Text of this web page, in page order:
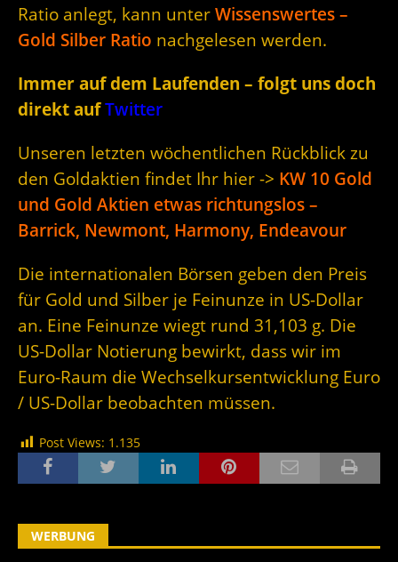
Ratio anlegt, kann unter Wissenswertes –
Gold Silber Ratio nachgelesen werden.
Immer auf dem Laufenden – folgt uns doch
direkt aufTwitter
Unseren letzten wöchentlichen Rückblick zu
den Goldaktien findet Ihr hier -> KW 10 Gold
und Gold Aktien etwas richtungslos –
Barrick, Newmont, Harmony, Endeavour
Die internationalen Börsen geben den Preis
für Gold und Silber je Feinunze in US-Dollar
an. Eine Feinunze wiegt rund 31,103 g. Die
US-Dollar Notierung bewirkt, dass wir im
Euro-Raum die Wechselkursentwicklung Euro
/ US-Dollar beobachten müssen.
Post Views: 1.135
WERBUNG